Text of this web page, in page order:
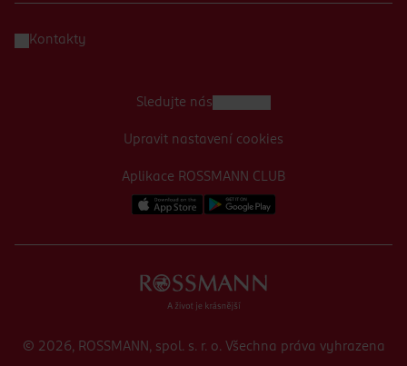
Kontakty
Aplikace ROSSMANN CLUB
Sledujte nás
Upravit nastavení cookies
© 2026, ROSSMANN, spol. s. r. o. Všechna práva vyhrazena